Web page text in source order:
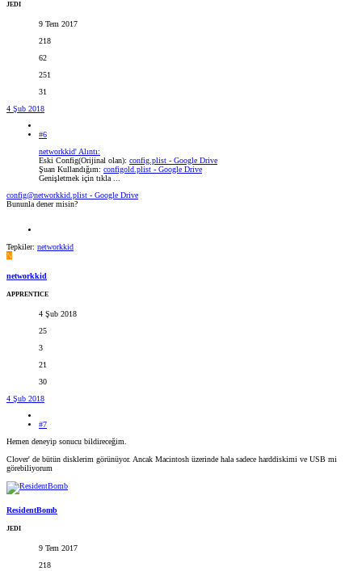
JEDI
9 Tem 2017
218
62
251
31
4 Şub 2018
#6
networkkid' Alıntı:
Eski Config(Orijinal olan): config.plist - Google Drive
Şuan Kullandığım: configold.plist - Google Drive
Genişletmek için tıkla ...
config@networkkid.plist - Google Drive
Bununla dener misin?
Tepkiler: networkkid
N
networkkid
APPRENTICE
4 Şub 2018
25
3
21
30
4 Şub 2018
#7
Hemen deneyip sonucu bildireceğim.
Clover' de bütün disklerim görünüyor. Ancak Macintosh üzerinde hala sadece harddiskimi ve USB mi
görebiliyorum
ResidentBomb
JEDI
9 Tem 2017
218